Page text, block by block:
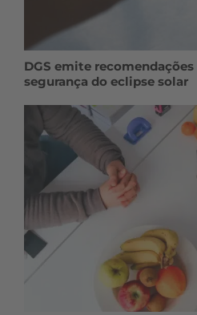
DGS emite
segurança do eclipse solar